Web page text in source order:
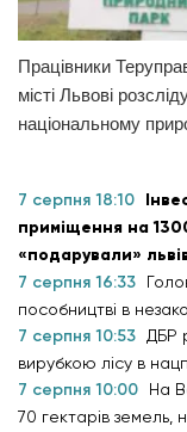
Працівники
місті Львові
національному
7 серпня 18:10
приміщення на
«подарували»
7 серпня 16:33
пособництві в
7 серпня 10:53
ДБР
вирубкою лісу в
7 серпня 10:00
На
70 гектарів земель,